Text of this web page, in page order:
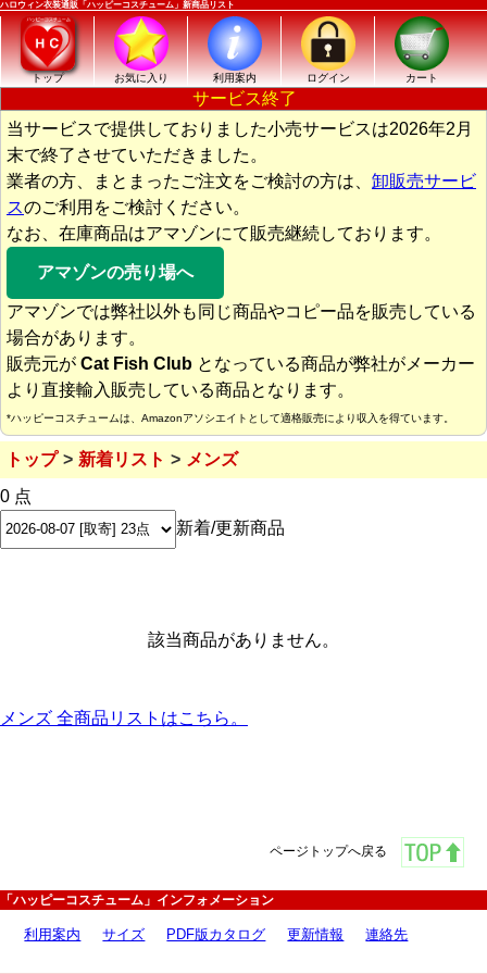
ハロウィン衣装通販「ハッピーコスチューム」新商品リスト
トップ お気に入り 利用案内 ログイン カート
サービス終了
当サービスで提供しておりました小売サービスは2026年2月
末で終了させていただきました。
業者の方、まとまったご注文をご検討の方は、 卸販売サービ
スのご利用をご検討ください。
なお、在庫商品はアマゾンにて販売継続しております。
アマゾンの売り場へ
アマゾンでは弊社以外も同じ商品やコピー品を販売している
場合があります。
販売元が Cat Fish Club となっている商品が弊社がメーカー
より直接輸入販売している商品となります。
*ハッピーコスチュームは、Amazonアソシエイトとして適格販売により収入を得ています。
トップ 新着リスト
メンズ
0 点
新着/更新商品
該当商品がありません。
メンズ 全商品リストはこちら。
ページトップへ戻る
「ハッピーコスチューム」インフォメーション
利用案内 サイズ PDF版カタログ 更新情報 連絡先